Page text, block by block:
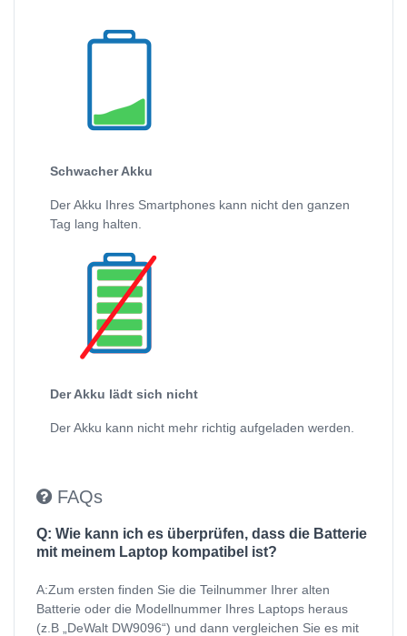
Schwacher Akku
Der Akku Ihres Smartphones kann nicht den ganzen
Tag lang halten.
Der Akku lädt sich nicht
Der Akku kann nicht mehr richtig aufgeladen werden.
FAQs
Q: Wie kann ich es überprüfen, dass die Batterie
mit meinem Laptop kompatibel ist?
A:Zum ersten finden Sie die Teilnummer Ihrer alten
Batterie oder die Modellnummer Ihres Laptops heraus
(z.B „DeWalt DW9096“) und dann vergleichen Sie es mit